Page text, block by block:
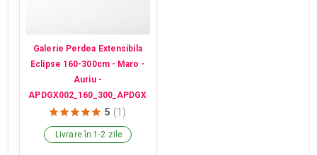
Galerie Perdea Extensibila
Eclipse 160-300cm - Maro -
Auriu -
APDGX002_160_300_APDGX
5 (1)
Livrare în 1-2 zile